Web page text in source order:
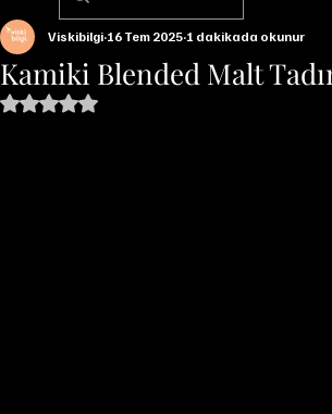
Kamiki Blended Malt
Viskibilgi 16 Tem 2025 1 dakikada okunur
5 üzerinden NaN yıldız